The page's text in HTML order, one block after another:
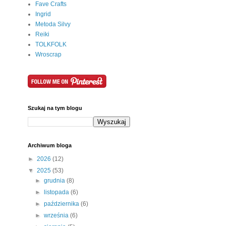
Fave Crafts
Ingrid
Metoda Silvy
Reiki
TOLKFOLK
Wroscrap
Szukaj na tym blogu
Archiwum bloga
► 2026 (12)
▼ 2025 (53)
►grudnia(8)
►
listopada(6)
►października(6)
►września(6)